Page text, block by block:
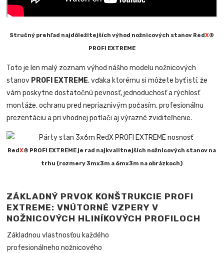
Stručný prehľad najdôležitejších výhod nožnicových stanov RedX®
PROFI EXTREME
Toto je len malý zoznam výhod nášho modelu nožnicových
stanov PROFI EXTREME, vďaka ktorému si môžete byť istí, že
vám poskytne dostatočnú pevnosť, jednoduchosť a rýchlosť
montáže, ochranu pred nepriaznivým počasím, profesionálnu
prezentáciu a pri vhodnej potlači aj výrazné zviditeľnenie.
RedX® PROFI EXTREME je rad najkvalitnejších nožnicových stanov na
trhu (rozmery 3mx3m a 6mx3m na obrázkoch)
ZÁKLADNÝ PRVOK KONŠTRUKCIE PROFI
EXTREME: VNÚTORNÉ VZPERY V
NOŽNICOVÝCH HLINÍKOVÝCH PROFILOCH
Základnou vlastnosťou každého
profesionálneho nožnicového